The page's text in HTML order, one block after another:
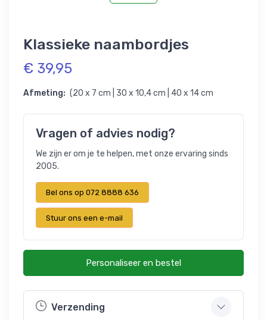
Klassieke naambordjes
€ 39,95
Afmeting: (20 x 7 cm | 30 x 10,4 cm | 40 x 14 cm
Vragen of advies nodig?
We zijn er om je te helpen, met onze ervaring sinds
2005.
Bel ons op 072 8888 636
Stuur ons een e-mail
Personaliseer en bestel
Verzending